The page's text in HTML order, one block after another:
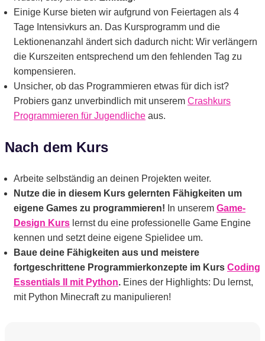
Einige Kurse bieten wir aufgrund von Feiertagen als 4
Tage Intensivkurs an. Das Kursprogramm und die
Lektionenanzahl ändert sich dadurch nicht: Wir verlängern
die Kurszeiten entsprechend um den fehlenden Tag zu
kompensieren.
Unsicher, ob das Programmieren etwas für dich ist?
Probiers ganz unverbindlich mit unserem Crashkurs
Programmieren für Jugendliche aus.
Nach dem Kurs
Arbeite selbständig an deinen Projekten weiter.
Nutze die in diesem Kurs gelernten Fähigkeiten um
eigene Games zu programmieren! In unserem Game-
Design Kurs lernst du eine professionelle Game Engine
kennen und setzt deine eigene Spielidee um.
Baue deine Fähigkeiten aus und meistere
fortgeschrittene Programmierkonzepte im Kurs Coding
Essentials II mit Python. Eines der Highlights: Du lernst,
mit Python Minecraft zu manipulieren!